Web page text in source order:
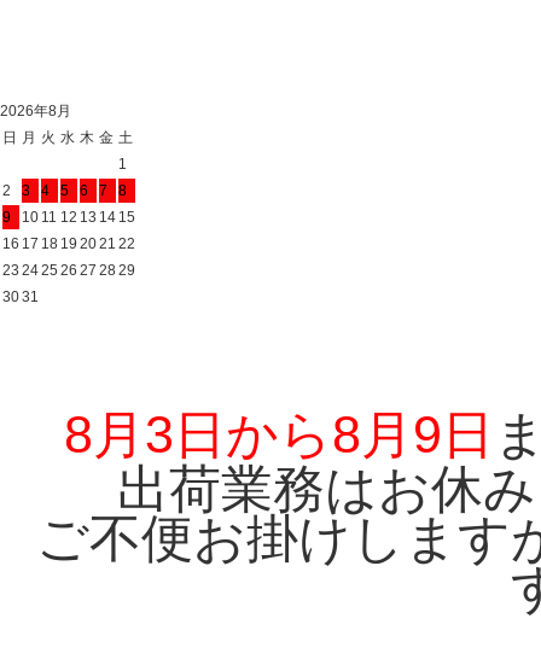
2026年8月
日
月 火 水 木 金 土
1
2
3 4 5 6 7
8
9
10 11 12 13 14 15
16 17 18 19 2021 22
23 2425 26 27 2829
3031
8月3日から8月9日
出荷業務はお休
ご不便お掛けします